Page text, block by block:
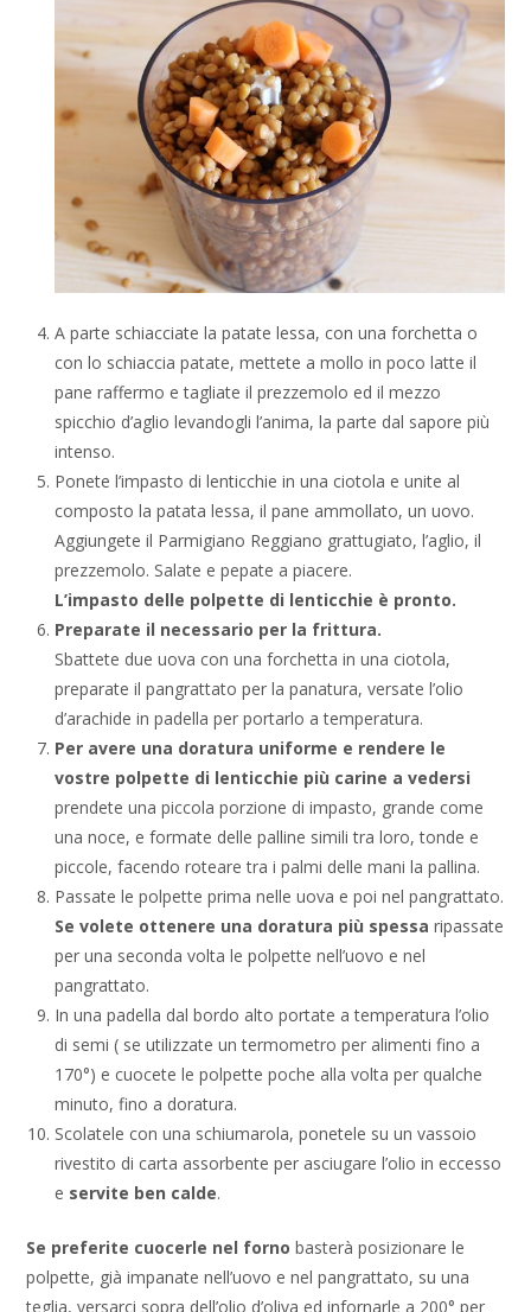
A parte schiacciate la patate lessa, con una forchetta o
con lo schiaccia patate, mettete a mollo in poco latte il
pane raffermo e tagliate il prezzemolo ed il mezzo
spicchio d’aglio levandogli l’anima, la parte dal sapore più
intenso.
Ponete l’impasto di lenticchie in una ciotola e unite al
composto la patata lessa, il pane ammollato, un uovo.
Aggiungete il Parmigiano Reggiano grattugiato, l’aglio, il
prezzemolo. Salate e pepate a piacere.
L’impasto delle polpette di lenticchie è pronto.
Preparate il necessario per la frittura.
Sbattete due uova con una forchetta in una ciotola,
preparate il pangrattato per la panatura, versate l’olio
d’arachide in padella per portarlo a temperatura.
Per avere una doratura uniforme e rendere le
vostre polpette di lenticchie più carine a vedersi
prendete una piccola porzione di impasto, grande come
una noce, e formate delle palline simili tra loro, tonde e
piccole, facendo roteare tra i palmi delle mani la pallina.
Passate le polpette prima nelle uova e poi nel pangrattato.
Se volete ottenere una doratura più spessa ripassate
per una seconda volta le polpette nell’uovo e nel
pangrattato.
In una padella dal bordo alto portate a temperatura l’olio
di semi ( se utilizzate un termometro per alimenti fino a
170°) e cuocete le polpette poche alla volta per qualche
minuto, fino a doratura.
Scolatele con una schiumarola, ponetele su un vassoio
rivestito di carta assorbente per asciugare l’olio in eccesso
e servite ben calde.
Se preferite cuocerle nel forno basterà posizionare le
polpette, già impanate nell’uovo e nel pangrattato, su una
teglia, versarci sopra dell’olio d’oliva ed infornarle a 200° per